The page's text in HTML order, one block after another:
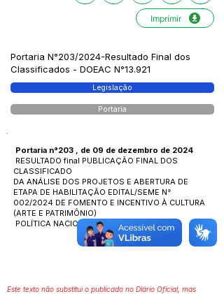
Imprimir
Portaria N°203/2024-Resultado Final dos
Classificados - DOEAC N°13.921
Legislação
Portaria
Portaria n°203 , de 09 de dezembro de 2024
RESULTADO final PUBLICAÇÃO FINAL DOS
CLASSIFICADO
DA ANÁLISE DOS PROJETOS E ABERTURA DE
ETAPA DE HABILITAÇÃO EDITAL/SEME N°
002/2024 DE FOMENTO E INCENTIVO À CULTURA
(ARTE E PATRIMÔNIO)
POLÍTICA NACIONAL AUDIR BLANC (PNAB)
Este texto não substitui o publicado no Diário Oficial, mas